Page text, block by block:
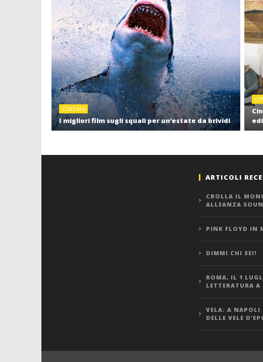
CINEMA
I migliori film sugli squali per un’estate da brividi
ARTICOLI
CROLLA IL
ALLEANZA
PINK FLOYD IN
DIMMI CHI SEI!
ROMA, IL 1
LETTERATURA
VELA: A NAPOLI
DELLE VELE